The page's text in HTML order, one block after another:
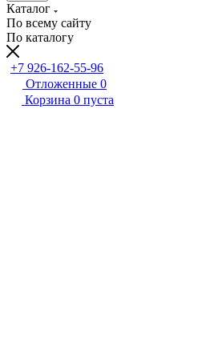
Каталог
По всему сайту
По каталогу
+7 926-162-55-96
Отложенные 0
Корзина 0 пуста